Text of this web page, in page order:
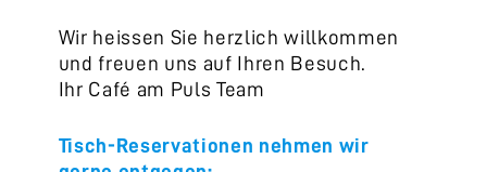
Wir heissen Sie herzlich willkommen
und freuen uns auf Ihren Besuch.
Ihr Café am Puls Team
Tisch-Reservationen nehmen wir